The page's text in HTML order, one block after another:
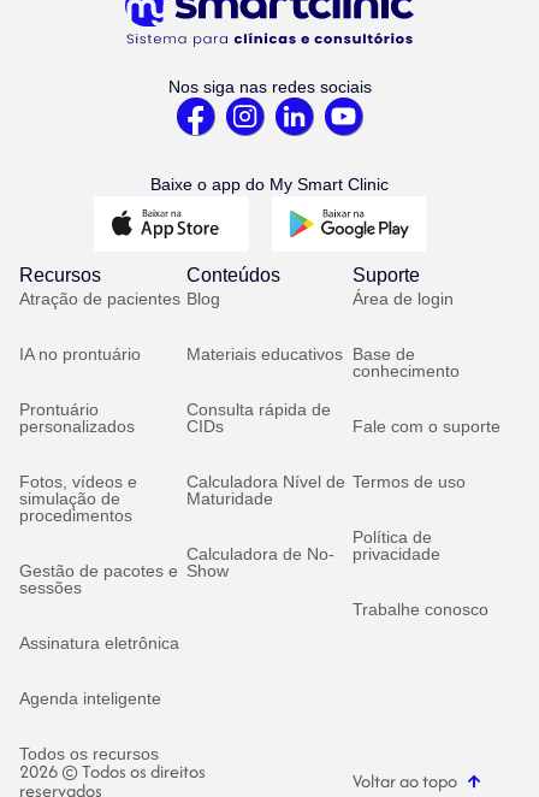
Nos siga nas redes sociais
Baixe o app do My Smart Clinic
Recursos
Atração de pacientes
IA no prontuário
Prontuário
personalizados
Fotos, vídeos e
simulação de
procedimentos
Gestão de pacotes e
sessões
Assinatura eletrônica
Agenda inteligente
Todos os recursos
Conteúdos
Blog
Materiais educativos
Consulta rápida de
CIDs
Calculadora Nível de
Maturidade
Calculadora de No-
Show
Suporte
Área de login
Base de
conhecimento
Fale com o suporte
Termos de uso
Política de
privacidade
Trabalhe conosco
2026 © Todos os direitos
reservados Voltar ao topo